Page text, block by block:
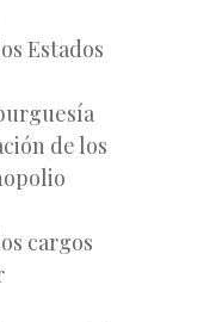
Estados
de los
cargos